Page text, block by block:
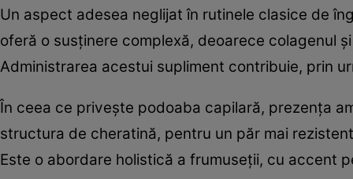
Un aspect adesea neglijat în rutinele clasice de
oferă o susținere complexă, deoarece colagenul
Administrarea acestui supliment contribuie, prin
În ceea ce privește podoaba capilară, prezența
structura de cheratină, pentru un păr mai
Este o abordare holistică a frumuseții, cu accent